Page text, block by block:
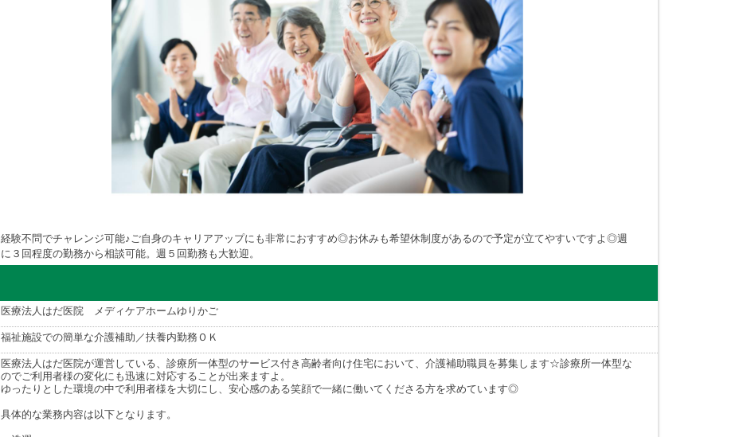
経験不問でチャレンジ可能♪ご自身のキャリアアップにも非常におすすめ◎お休みも希望休制度があるので予定が立てやすいですよ◎週
に３回程度の勤務から相談可能。週５回勤務も大歓迎。
医療法人はだ医院 メディケアホームゆりかご
福祉施設での簡単な介護補助／扶養内勤務ＯＫ
医療法人はだ医院が運営している、診療所一体型のサービス付き高齢者向け住宅において、介護補助職員を募集します☆診療所一体型な
のでご利用者様の変化にも迅速に対応することが出来ますよ。
ゆったりとした環境の中で利用者様を大切にし、安心感のある笑顔で一緒に働いてくださる方を求めています◎
具体的な業務内容は以下となります。